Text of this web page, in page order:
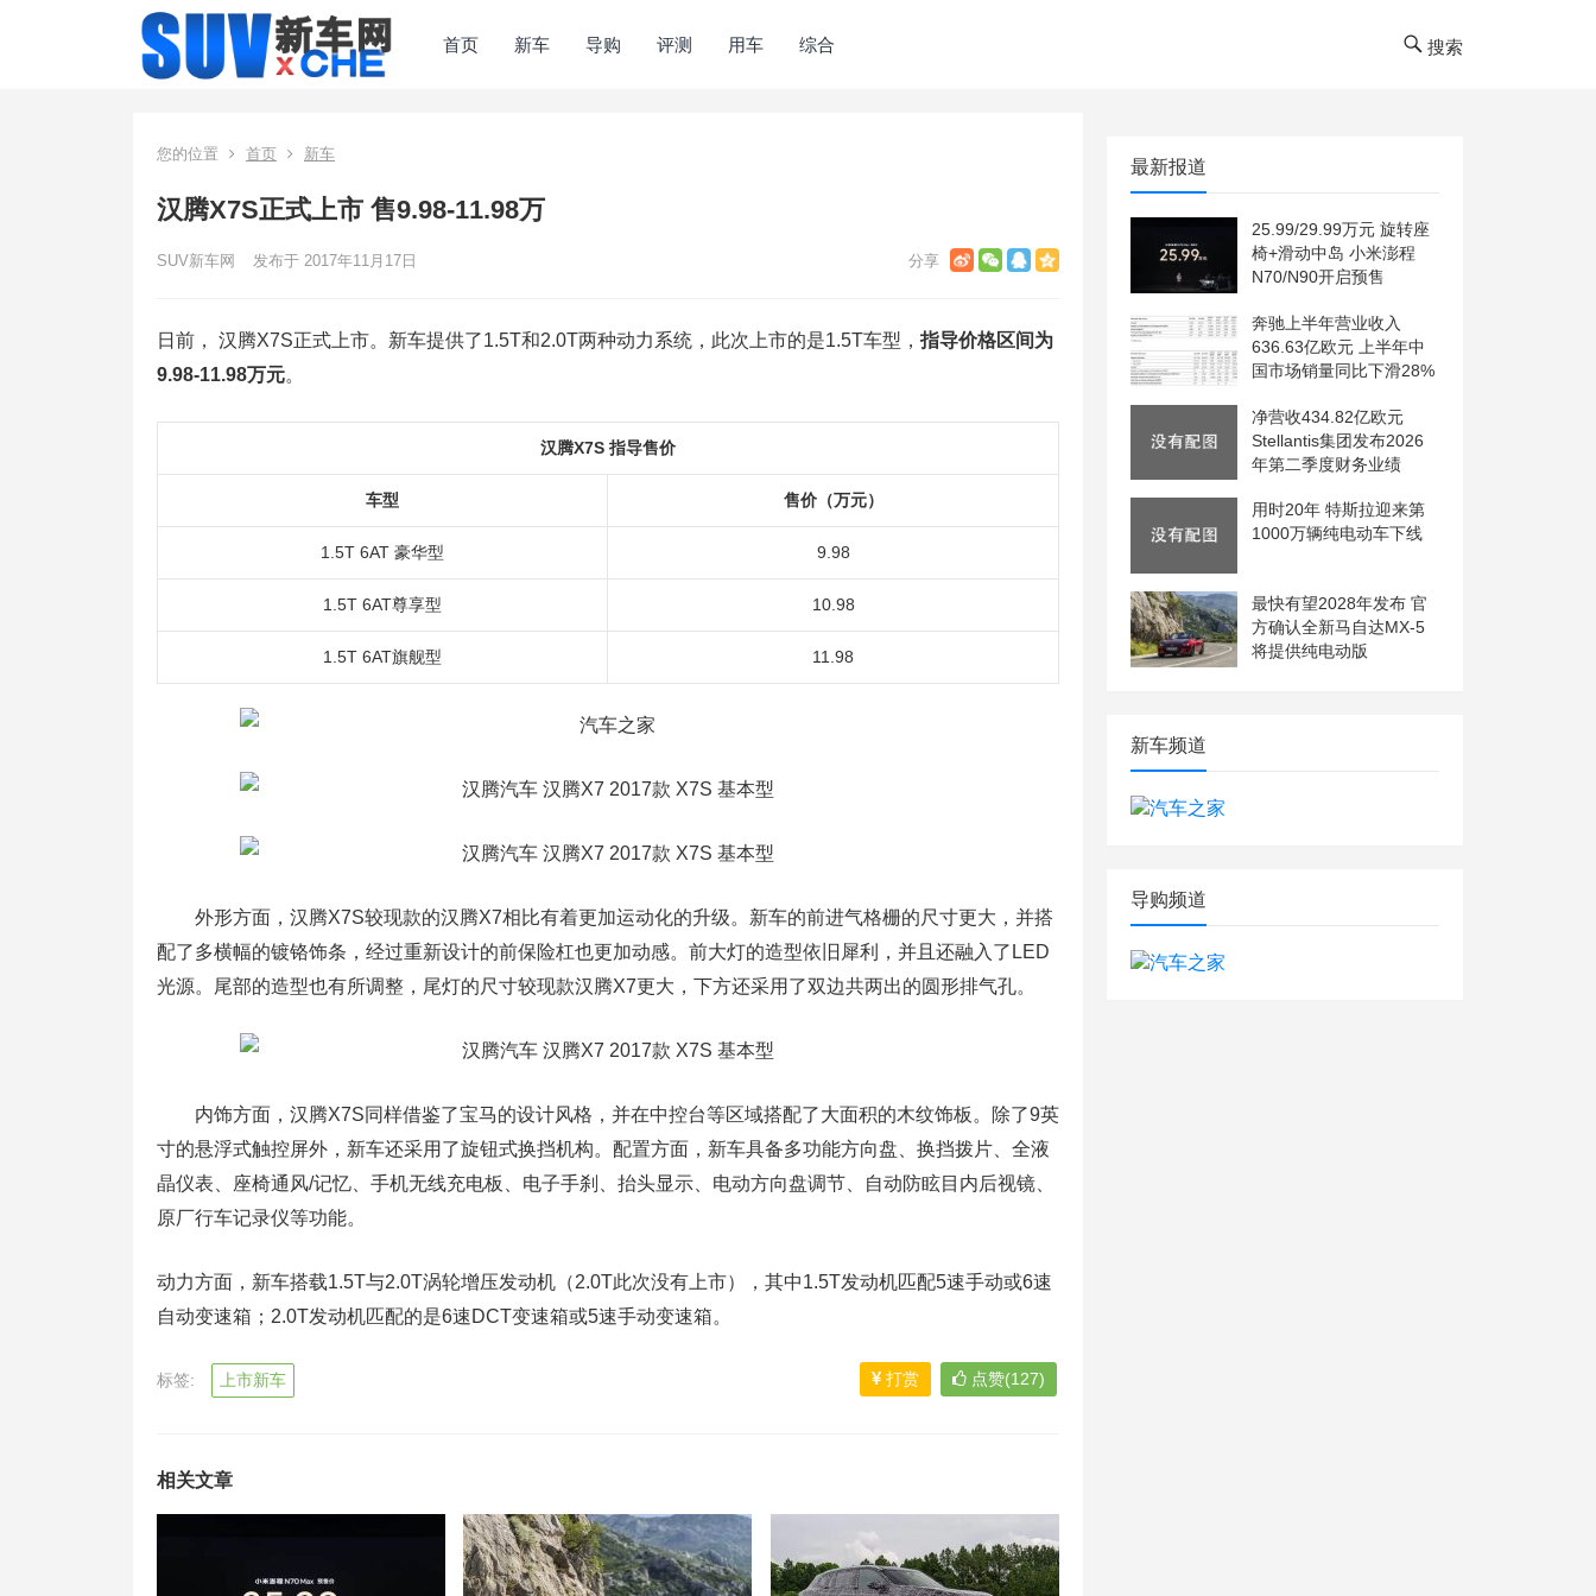
首页 新车 导购 评测 用车 综合 搜索
您的位置 首页 新车
汉腾X7S正式上市 售9.98-11.98万
SUV新车网 发布于 2017年11月17日
日前， 汉腾X7S正式上市。新车提供了1.5T和2.0T两种动力系统，此次上市的是1.5T车型， 指导价格区间为
9.98-11.98万元。
汉腾X7S 指导售价
车型 售价（万元）
1.5T 6AT 豪华型 9.98
1.5T 6AT尊享型 10.98
1.5T 6AT旗舰型 11.98
外形方面，汉腾X7S较现款的汉腾X7相比有着更加运动化的升级。新车的前进气格栅的尺寸更大，并搭
配了多横幅的镀铬饰条，经过重新设计的前保险杠也更加动感。前大灯的造型依旧犀利，并且还融入了LED
光源。尾部的造型也有所调整，尾灯的尺寸较现款汉腾X7更大，下方还采用了双边共两出的圆形排气孔。
内饰方面，汉腾X7S同样借鉴了宝马的设计风格，并在中控台等区域搭配了大面积的木纹饰板。除了9英
寸的悬浮式触控屏外，新车还采用了旋钮式换挡机构。配置方面，新车具备多功能方向盘、换挡拨片、全液
晶仪表、座椅通风/记忆、手机无线充电板、电子手刹、抬头显示、电动方向盘调节、自动防眩目内后视镜、
原厂行车记录仪等功能。
动力方面，新车搭载1.5T与2.0T涡轮增压发动机（2.0T此次没有上市），其中1.5T发动机匹配5速手动或6速
自动变速箱；2.0T发动机匹配的是6速DCT变速箱或5速手动变速箱。
标签: 上市新车 打赏 点赞(127)
相关文章
最新报道
25.99/29.99万元 旋转座
椅+滑动中岛 小米澎程
N70/N90开启预售
奔驰上半年营业收入
636.63亿欧元 上半年中
国市场销量同比下滑28%
净营收434.82亿欧元
Stellantis集团发布2026
年第二季度财务业绩
用时20年 特斯拉迎来第
1000万辆纯电动车下线
最快有望2028年发布 官
方确认全新马自达MX-5
将提供纯电动版
新车频道
导购频道